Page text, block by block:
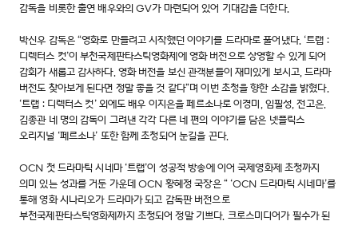
감독을 비롯한 출연 배우와의 GV가 마련되어 있어 기대감을 더한다.
박신우 감독은 “영화로 만들려고 시작했던 이야기를 드라마로 풀어냈다. ‘트랩 :
디렉터스 컷’이 부천국제판타스틱영화제에 영화 버전으로 상영할 수 있게 되어
감회가 새롭고 감사하다. 영화 버전을 보신 관객분들이 재미있게 보시고, 드라마
버전도 찾아보게 된다면 정말 좋을 것 같다”며 이번 초청을 향한 소감을 밝혔다.
‘트랩 : 디렉터스 컷’ 외에도 배우 이지은을 페르소나로 이경미, 임필성, 전고은.
김종관 네 명의 감독이 그려낸 각각 다른 네 편의 이야기를 담은 넷플릭스
오리지널 ‘페르소나’ 또한 함께 초청되어 눈길을 끈다.
OCN 첫 드라마틱 시네마 ‘트랩’이 성공적 방송에 이어 국제영화제 초청까지
의미 있는 성과를 거둔 가운데 OCN 황혜정 국장은 “ ‘OCN 드라마틱 시네마’를
통해 영화 시나리오가 드라마가 되고 감독판 버전으로
부천국제판타스틱영화제까지 초청되어 정말 기쁘다. 크로스미디어가 필수가 된